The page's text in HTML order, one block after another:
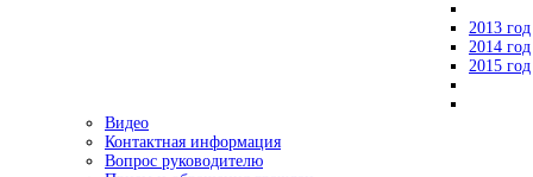
2013 год
2014 год
2015 год
Видео
Контактная информация
Вопрос руководителю